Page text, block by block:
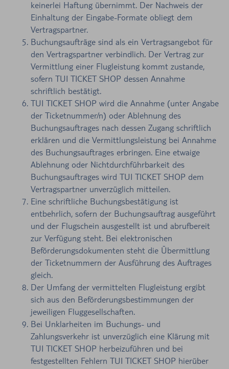
keinerlei Haftung übernimmt. Der Nachweis der
Einhaltung der Eingabe-Formate obliegt dem
Vertragspartner.
Buchungsaufträge sind als ein Vertragsangebot für
den Vertragspartner verbindlich. Der Vertrag zur
Vermittlung einer Flugleistung kommt zustande,
sofern TUI TICKET SHOP dessen Annahme
schriftlich bestätigt.
TUI TICKET SHOP wird die Annahme (unter Angabe
der Ticketnummer/n) oder Ablehnung des
Buchungsauftrages nach dessen Zugang schriftlich
erklären und die Vermittlungsleistung bei Annahme
des Buchungsauftrages erbringen. Eine etwaige
Ablehnung oder Nichtdurchführbarkeit des
Buchungsauftrages wird TUI TICKET SHOP dem
Vertragspartner unverzüglich mitteilen.
Eine schriftliche Buchungsbestätigung ist
entbehrlich, sofern der Buchungsauftrag ausgeführt
und der Flugschein ausgestellt ist und abrufbereit
zur Verfügung steht. Bei elektronischen
Beförderungsdokumenten steht die Übermittlung
der Ticketnummern der Ausführung des Auftrages
gleich.
Der Umfang der vermittelten Flugleistung ergibt
sich aus den Beförderungsbestimmungen der
jeweiligen Fluggesellschaften.
Bei Unklarheiten im Buchungs- und
Zahlungsverkehr ist unverzüglich eine Klärung mit
TUI TICKET SHOP herbeizuführen und bei
festgestellten Fehlern TUI TICKET SHOP hierüber